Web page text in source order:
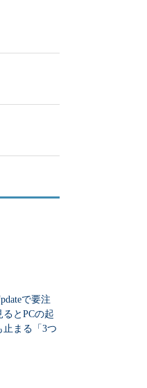
る？
る？
で要注
とPCの起
止まる「3つ